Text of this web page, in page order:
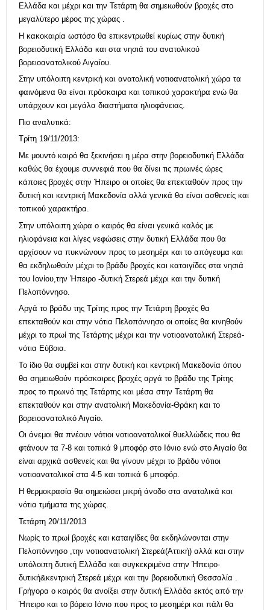
Ελλάδα και μέχρι και την Τετάρτη θα σημειωθούν βροχές στο
μεγαλύτερο μέρος της χώρας .
Η κακοκαιρία ωστόσο θα επικεντρωθεί κυρίως στην δυτική
βορειοδυτική Ελλάδα και στα νησιά του ανατολικού
βορειοανατολικού Αιγαίου.
Στην υπόλοιπη κεντρική και ανατολική νοτιοανατολική χώρα τα
φαινόμενα θα είναι πρόσκαιρα και τοπικού χαρακτήρα ενώ θα
υπάρχουν και μεγάλα διαστήματα ηλιοφάνειας.
Πιο αναλυτικά:
Τρίτη 19/11/2013:
Με μουντό καιρό θα ξεκινήσει η μέρα στην βορειοδυτική Ελλάδα
καθώς θα έχουμε συννεφιά που θα δίνει τις πρωινές ώρες
κάποιες βροχές στην Ήπειρο οι οποίες θα επεκταθούν προς την
δυτική και κεντρική Μακεδονία αλλά γενικά θα είναι ασθενείς και
τοπικού χαρακτήρα.
Στην υπόλοιπη χώρα ο καιρός θα είναι γενικά καλός με
ηλιοφάνεια και λίγες νεφώσεις στην δυτική Ελλάδα που θα
αρχίσουν να πυκνώνουν προς το μεσημέρι και το απόγευμα και
θα εκδηλωθούν μέχρι το βράδυ βροχές και καταιγίδες στα νησιά
του Ιονίου,την Ήπειρο -δυτική Στερεά μέχρι και την δυτική
Πελοπόννησο.
Αργά το βράδυ της Τρίτης προς την Τετάρτη βροχές θα
επεκταθούν και στην νότια Πελοπόννησο οι οποίες θα κινηθούν
μέχρι το πρωί της Τετάρτης μέχρι και την νοτιοανατολική Στερεά-
νότια Εύβοια.
Το ίδιο θα συμβεί και στην δυτική και κεντρική Μακεδονία όπου
θα σημειωθούν πρόσκαιρες βροχές αργά το βράδυ της Τρίτης
προς το πρωινό της Τετάρτης και μέσα στην Τετάρτη θα
επεκταθούν και στην ανατολική Μακεδονία-Θράκη και το
βορειοανατολικό Αιγαίο.
Οι άνεμοι θα πνέουν νότιοι νοτιοανατολικοί θυελλώδεις που θα
φτάνουν τα 7-8 και τοπικά 9 μποφόρ στο Ιόνιο ενώ στο Αιγαίο θα
είναι αρχικά ασθενείς και θα γίνουν μέχρι το βράδυ νότιοι
νοτιοανατολικοί στα 4-5 και τοπικά 6 μποφόρ.
Η θερμοκρασία θα σημειώσει μικρή άνοδο στα ανατολικά και
νότια τμήματα της χώρας.
Τετάρτη 20/11/2013
Νωρίς το πρωί βροχές και καταιγίδες θα εκδηλώνονται στην
Πελοπόννησο ,την νοτιοανατολική Στερεά(Αττική) αλλά και στην
υπόλοιπη δυτική Ελλάδα και συγκεκριμένα στην Ήπειρο-
δυτική&κεντρική Στερεά μέχρι και την βορειοδυτική Θεσσαλία .
Γρήγορα ο καιρός θα ανοίξει στην δυτική Ελλάδα εκτός από την
Ήπειρο και το βόρειο Ιόνιο που προς το μεσημέρι και πάλι θα